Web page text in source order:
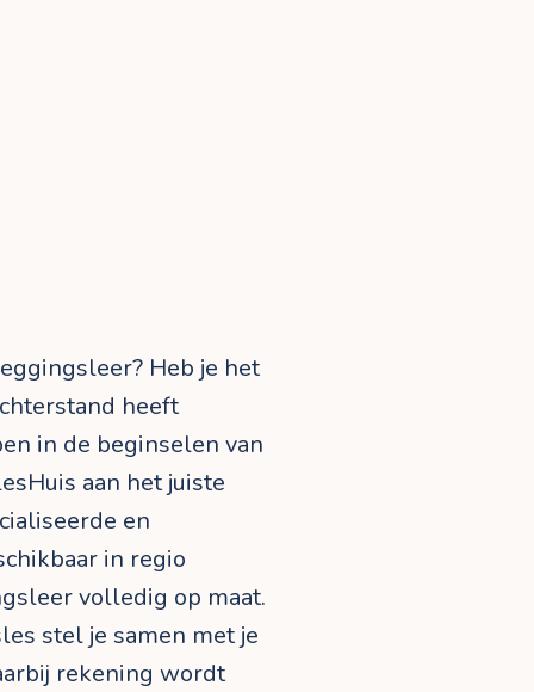
Heb je het
heeft
in de beginselen van
aan het juiste
en
in regio
volledig op maat.
stel je samen met je
rekening wordt